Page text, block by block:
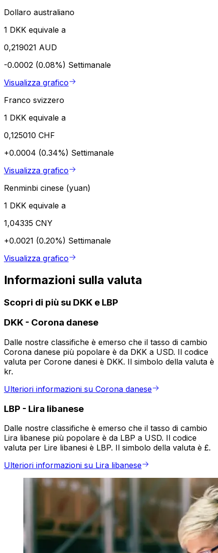
Dollaro australiano
1 DKK equivale a
0,219021 AUD
-0.0002 (0.08%) Settimanale
Visualizza grafico
Franco svizzero
1 DKK equivale a
0,125010 CHF
+0.0004 (0.34%) Settimanale
Visualizza grafico
Renminbi cinese (yuan)
1 DKK equivale a
1,04335 CNY
+0.0021 (0.20%) Settimanale
Visualizza grafico
Informazioni sulla valuta
Scopri di più su DKK e LBP
DKK - Corona danese
Dalle nostre classifiche è emerso che il tasso di cambio
Corona danese più popolare è da DKK a USD. Il codice
valuta per Corone danesi è DKK. Il simbolo della valuta è
kr.
Ulteriori informazioni su Corona danese
LBP - Lira libanese
Dalle nostre classifiche è emerso che il tasso di cambio
Lira libanese più popolare è da LBP a USD. Il codice
valuta per Lire libanesi è LBP. Il simbolo della valuta è £.
Ulteriori informazioni su Lira libanese